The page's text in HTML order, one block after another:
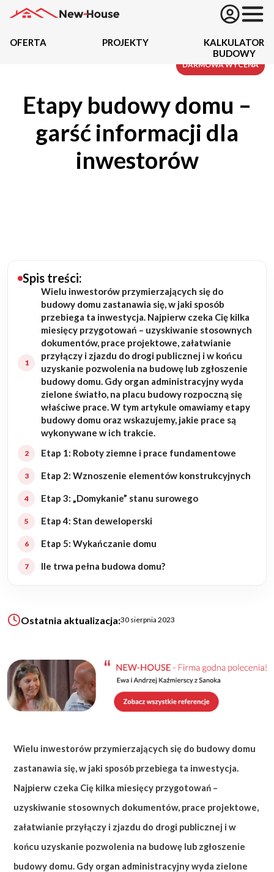
Oferta
Działki
Budowa domu
Rezydencje
Rozbudowa
Remonty
Budynki biurowe
Realizacje
Referencje
Ogrody
O NAS
KONAKT
ZAPISZ SIĘ
OFERTA PROJEKTY
KALKULATOR
BUDOWY
Etapy budowy domu –
garść informacji dla
inwestorów
Spis treści:
Wielu inwestorów przymierzających się do
budowy domu zastanawia się, w jaki sposób
przebiega ta inwestycja. Najpierw czeka Cię kilka
miesięcy przygotowań – uzyskiwanie stosownych
dokumentów, prace projektowe, załatwianie
przyłączy i zjazdu do drogi publicznej i w końcu
uzyskanie pozwolenia na budowę lub zgłoszenie
budowy domu. Gdy organ administracyjny wyda
zielone światło, na placu budowy rozpoczną się
właściwe prace. W tym artykule omawiamy etapy
budowy domu oraz wskazujemy, jakie prace są
wykonywane w ich trakcie.
Etap 1: Roboty ziemne i prace fundamentowe
Etap 2: Wznoszenie elementów konstrukcyjnych
Etap 3: „Domykanie” stanu surowego
Etap 4: Stan deweloperski
Etap 5: Wykańczanie domu
Ile trwa pełna budowa domu?
Ostatnia aktualizacja:30 sierpnia 2023
Wielu inwestorów przymierzających się do budowy domu
zastanawia się, w jaki sposób przebiega ta inwestycja.
Najpierw czeka Cię kilka miesięcy przygotowań –
uzyskiwanie stosownych dokumentów, prace projektowe,
załatwianie przyłączy i zjazdu do drogi publicznej i w
końcu uzyskanie pozwolenia na budowę lub zgłoszenie
budowy domu. Gdy organ administracyjny wyda zielone
DARMOWA WYCENA